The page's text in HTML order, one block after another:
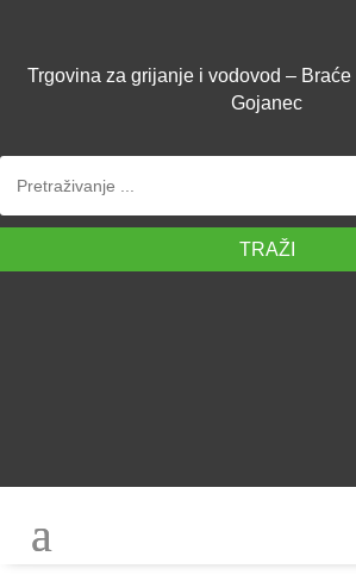
Trgovina za grijanje i vodovod –
Gojanec
TRAŽI